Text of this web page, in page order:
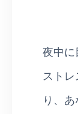
夜中
スト
り、